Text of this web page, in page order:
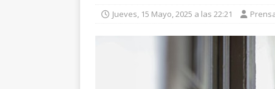
Jueves, 15 Mayo, 2025 a las 22:21